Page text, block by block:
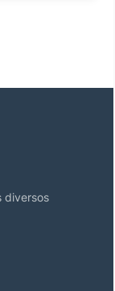
diversos